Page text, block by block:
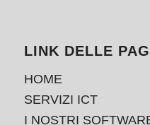
LINK DELLE
HOME
SERVIZI ICT
I NOSTRI